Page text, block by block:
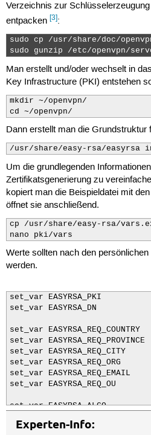
Verzeichnis zur
entpacken [3]:
sudo cp /usr/share/doc/
sudo gunzip /etc/openvpn/
Man erstellt und/oder wechselt in
Key Infrastructure (PKI) entstehen
mkdir ~/openvpn/
cd ~/openvpn/
Dann erstellt man die Grundstruktur
/usr/share/easy-rsa/easyrsa
Um die grundlegenden
Zertifikatsgenerierung zu
kopiert man die Beispieldatei mit
öffnet sie anschließend.
cp /usr/share/easy-rsa/
nano pki/vars
Werte sollten nach den
werden.
set_var EASYRSA_PKI		"$PWD/pki"
set_var EASYRSA_DN		"org"
set_var EASYRSA_REQ_COUNTRY	"DE"
set_var EASYRSA_REQ_PROVINCE	"Berlin"
set_var EASYRSA_REQ_CITY	"Berlin"
set_var EASYRSA_REQ_ORG		"My Ubuntu CA"
set_var EASYRSA_REQ_EMAIL	"pki@example.net"
set_var EASYRSA_REQ_OU		"My OpenVPN"
set_var EASYRSA_ALGO		ec
#set_var EASYRSA_ALGO		rsa
Experten-Info: